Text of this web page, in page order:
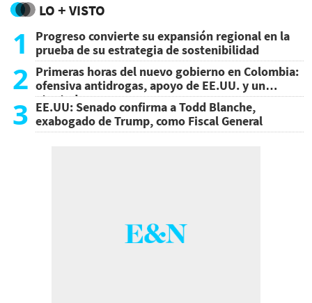
LO + VISTO
1
Progreso convierte su expansión regional en la
prueba de su estrategia de sostenibilidad
2 Primeras horas del nuevo gobierno en Colombia:
ofensiva antidrogas, apoyo de EE.UU. y un
atentado
3 EE.UU: Senado confirma a Todd Blanche,
exabogado de Trump, como Fiscal General